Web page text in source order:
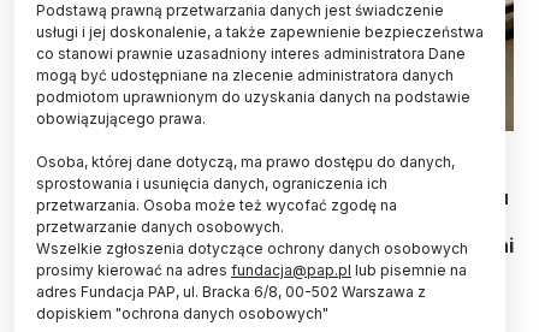
Rozbudowa kampusu Uniwersytetu w Białymstoku
o kolejne wydziały to najważniejsze plany na ten
rok akademicki 2023/2024 - ocenia rektora uczelni
prof. Roberta Ciborowskiego. Wkrótce ma
rozpocząć się budowa siedzib nauk
humanistycznych oraz nauk społecznych.
Podstawą prawną przetwarzania danych jest świadczenie
usługi i jej doskonalenie, a także zapewnienie bezpieczeństwa
co stanowi prawnie uzasadniony interes administratora Dane
mogą być udostępniane na zlecenie administratora danych
podmiotom uprawnionym do uzyskania danych na podstawie
obowiązującego prawa.
Osoba, której dane dotyczą, ma prawo dostępu do danych,
sprostowania i usunięcia danych, ograniczenia ich
przetwarzania. Osoba może też wycofać zgodę na
przetwarzanie danych osobowych.
Wszelkie zgłoszenia dotyczące ochrony danych osobowych
prosimy kierować na adres fundacja@pap.pl lub pisemnie na
adres Fundacja PAP, ul. Bracka 6/8, 00-502 Warszawa z
dopiskiem "ochrona danych osobowych"